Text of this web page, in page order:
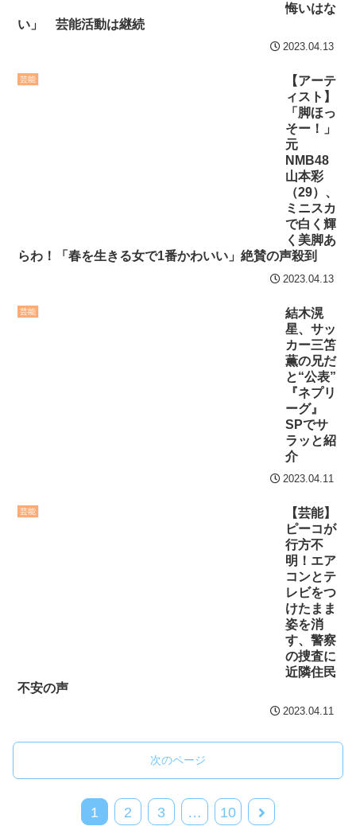
悔いはな
い」 芸能活動は継続
2023.04.13
芸能
【アーテ
ィスト】
「脚ほっ
そー！」
元
NMB48
山本彩
（29）、
ミニスカ
で白く輝
く美脚あ
らわ！「春を生きる女で1番かわいい」絶賛の声殺到
2023.04.13
芸能
結木滉
星、サッ
カー三笘
薫の兄だ
と“公表”
『ネプリ
ーグ』
SPでサ
ラッと紹
介
2023.04.11
芸能
【芸能】
ピーコが
行方不
明！エア
コンとテ
レビをつ
けたまま
姿を消
す、警察
の捜査に
近隣住民
不安の声
2023.04.11
次のページ
1 2 3 … 10